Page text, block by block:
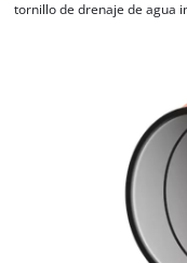
tornillo de drenaje de agua